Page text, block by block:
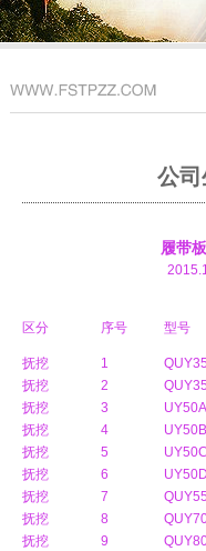
公
履带
区分 序号 型号
抚挖 1
抚挖
2
抚挖
3
抚挖
4
抚挖
5
抚挖
6
抚挖
7
抚挖
8
抚挖
9